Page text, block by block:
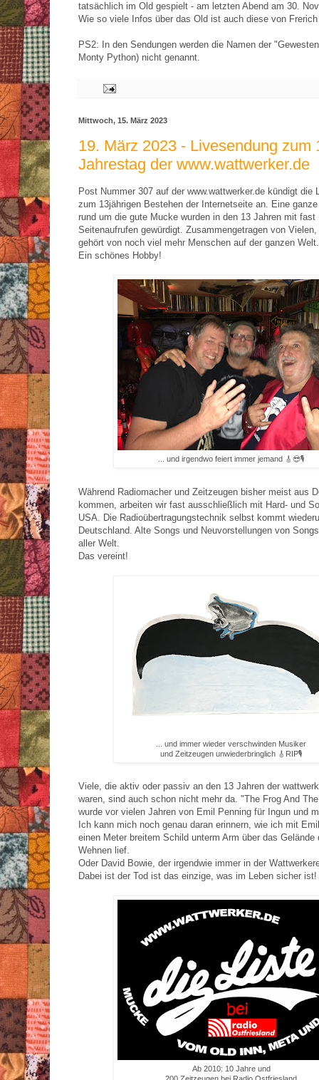
tatsächlich im Old gespielt - am letzten Abend am 30.
Wie so viele Infos über das Old ist auch diese von
PS2: In den Sendungen werden die Namen der
Monty Python) nicht genannt.
Mittwoch, 15. März 2023
19. März 2023 - Livesendung zum
Jahrestag der www.wattwerker.de
Post Nummer 307 auf der www.wattwerker.de kündigt die
zum 13jährigen Bestehen der Internetseite an. Eine
rund um die gute Mucke wurden in den 13 Jahren mit fast
Seitenaufrufen gewürdigt. Zusammengetragen von
gehört von noch viel mehr Menschen auf der ganzen Welt.
Ein schönes Hobby!
... und irgendwo feiert immer jemand 🎸😎🎙
Während Radiomacher und Zeitzeugen bisher meist aus
kommen, arbeiten wir fast ausschließlich mit Hard- und
USA. Die Radioübertragungstechnik selbst kommt
Deutschland. Alte Songs und Neuvorstellungen von
aller Welt.
Das vereint!
... und immer wieder verschwinden Musiker
und Zeitzeugen unwiederbringlich 🎸RIP🎙
Viele, die aktiv oder passiv an den 13 Jahren der
waren, sind auch schon nicht mehr da. "The Frog And
wurde vor vielen Jahren von Emil Penning für Ingun und
Ich kann mich noch genau daran erinnern, wie ich mit
einen Meter breitem Schild unterm Arm über das Gelände
Wehnen lief.
Oder David Bowie, der irgendwie immer in der
Dabei ist der Tod ist das einzige, was im Leben sicher ist!
Ab 2010: 10 Jahre und